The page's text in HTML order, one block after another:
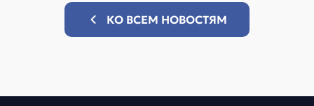
КО ВСЕМ НОВОСТЯМ